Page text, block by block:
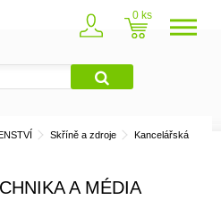
0
Skříně a zdroje Kancelářská
A MÉDIA